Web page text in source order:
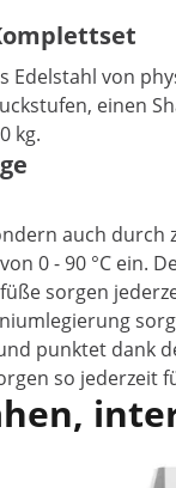
von
einen
kg.
auch
0 - 90 °C ein.
sorgen
punktet
so jederzeit